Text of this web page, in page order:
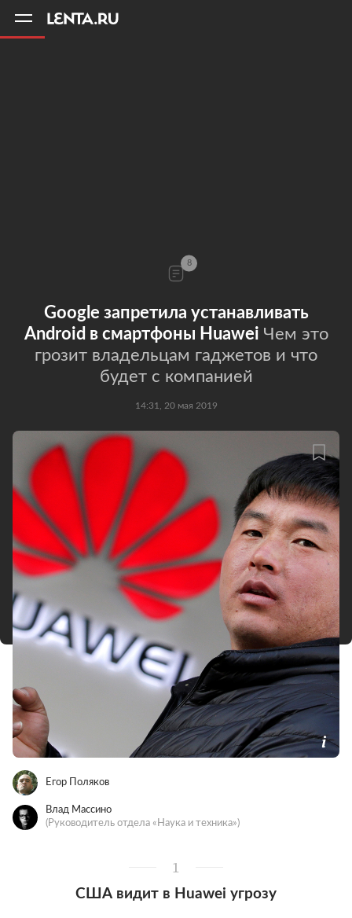
8
Google запретила устанавливать
Android в смартфоны Huawei Чем это
грозит владельцам гаджетов и что
будет с компанией
14:31, 20 мая 2019
Егор Поляков
Влад Массино
(Руководитель отдела «Наука и техника»)
1
США видит в Huawei угрозу